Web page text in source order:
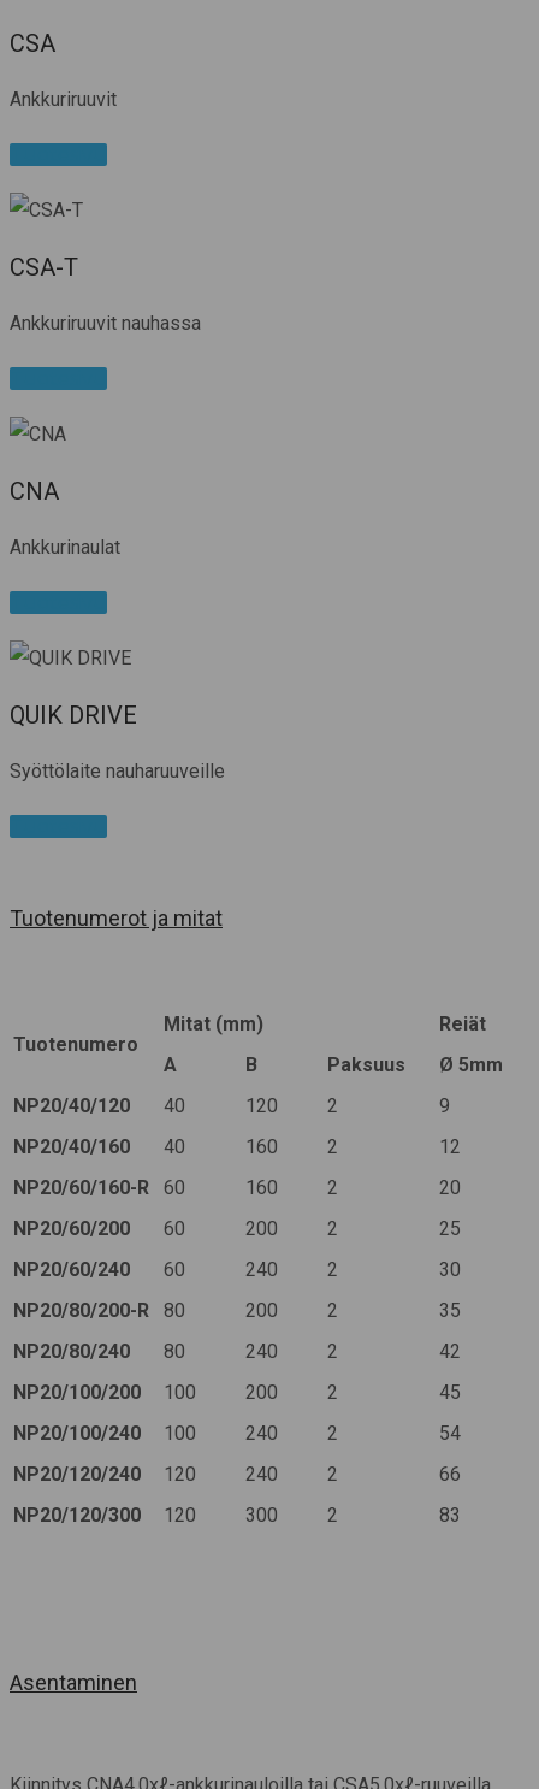
CSA
Ankkuriruuvit
CSA-T
Ankkuriruuvit nauhassa
CNA
Ankkurinaulat
QUIK DRIVE
Syöttölaite nauharuuveille
Tuotenumerot ja mitat
Tuotenumero
Mitat (mm)
Reiät
A
B Paksuus
Ø 5mm
NP20/40/120
40 120 2
9
NP20/40/160
40 160 2
12
NP20/60/160-R
60 160 2
20
NP20/60/200
60 200 2
25
NP20/60/240
60 240 2
30
NP20/80/200-R
80 200 2
35
NP20/80/240
80 240 2
42
NP20/100/200
100 200 2
45
NP20/100/240
100 240 2
54
NP20/120/240
120 240 2
66
NP20/120/300
120 300 2 83
Asentaminen
Kiinnitys CNA4,0xℓ-ankkurinauloilla tai CSA5,0xℓ-ruuveilla